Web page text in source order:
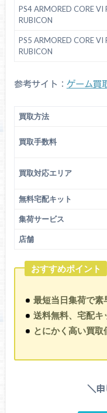
PS4 ARMORED CORE VI
RUBICON
PS5 ARMORED CORE VI
RUBICON
参考サイト： ゲーム買
買取方法
買取手数料
買取対応エリア
無料宅配キット
集荷サービス
店舗
おすすめポイント
最短当日集荷で素
送料無料、宅配キ
とにかく高い買取
＼申